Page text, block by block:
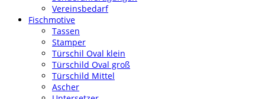
Vereinsbedarf
Fischmotive
Tassen
Stamper
Türschil Oval klein
Türschild Oval groß
Türschild Mittel
Ascher